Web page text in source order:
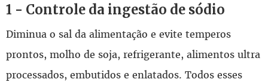
1 - Controle da ingestão de sódio
Diminua o sal da alimentação e evite temperos
prontos, molho de soja, refrigerante, alimentos ultra
processados, embutidos e enlatados. Todos esses